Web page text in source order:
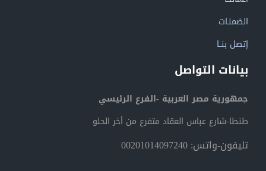
الضمنـات
إتصل بنــا
بيانات التواصل
جمهورية مصر العربية -الفرع الرئيسي
طنطا-شارع عباس العقاد متفرع من أخر الحلو
تليفون-واتس: 00201014097240